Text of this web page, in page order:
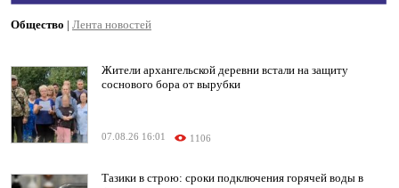
Общество | Лента новостей
Жители архангельской деревни встали на защиту
соснового бора от вырубки
07.08.26 16:01 1106
Тазики в строю: сроки подключения горячей воды в